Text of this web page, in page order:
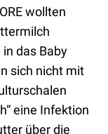
wollten
das Baby
sich nicht mit
eine Infektion
über die